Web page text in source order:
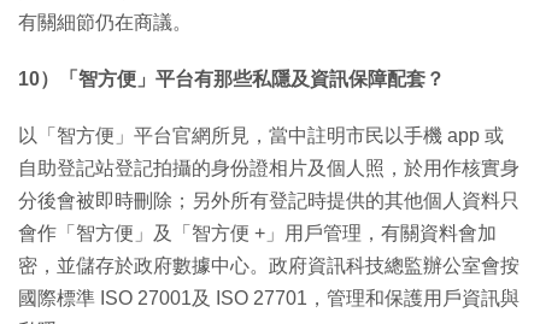
有關細節仍在商議。
10）「智方便」平台有那些私隱及資訊保障配套？
以「智方便」平台官網所見，當中註明市民以手機 app 或
自助登記站登記拍攝的身份證相片及個人照，於用作核實身
分後會被即時刪除；另外所有登記時提供的其他個人資料只
會作「智方便」及「智方便 +」用戶管理，有關資料會加
密，並儲存於政府數據中心。政府資訊科技總監辦公室會按
國際標準 ISO 27001及 ISO 27701，管理和保護用戶資訊與